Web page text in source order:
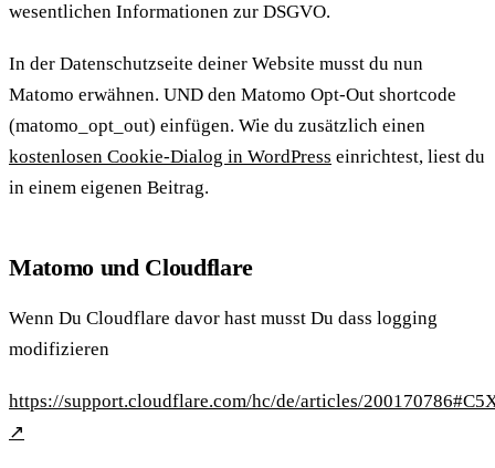
wesentlichen Informationen zur DSGVO.
In der Datenschutzseite deiner Website musst du nun
Matomo erwähnen. UND den Matomo Opt-Out shortcode
(matomo_opt_out) einfügen. Wie du zusätzlich einen
kostenlosen Cookie-Dialog in WordPress einrichtest, liest du
in einem eigenen Beitrag.
Matomo und Cloudflare
Wenn Du Cloudflare davor hast musst Du dass logging
modifizieren
https://support.cloudflare.com/hc/de/articles/
↗